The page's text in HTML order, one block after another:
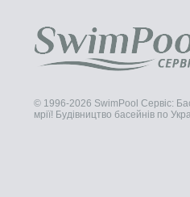
© 1996-2026 SwimPool Сервіс:
мрії! Будівництво басейнів по